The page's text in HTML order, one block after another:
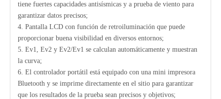
tiene fuertes capacidades antisísmicas y a prueba de viento para
garantizar datos precisos;
4. Pantalla LCD con función de retroiluminación que puede
proporcionar buena visibilidad en diversos entornos;
5. Ev1, Ev2 y Ev2/Ev1 se calculan automáticamente y muestran
la curva;
6. El controlador portátil está equipado con una mini impresora
Bluetooth y se imprime directamente en el sitio para garantizar
que los resultados de la prueba sean precisos y objetivos;